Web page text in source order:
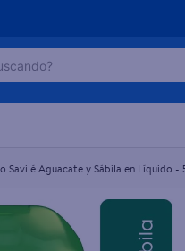
Savilé Aguacate y Sábila en Líquido -
- 510 ml
MÁS BUSCADOS
serum crema